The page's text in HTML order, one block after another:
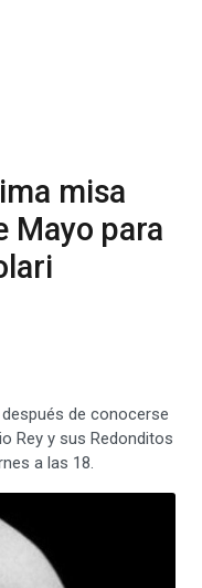
misa
Mayo para
de conocerse
Rey y sus Redonditos
a las 18.